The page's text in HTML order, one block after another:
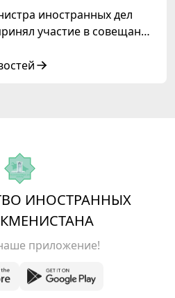
иностранных дел
участие в совещании
Азия –
ИНОСТРАННЫХ
приложение!